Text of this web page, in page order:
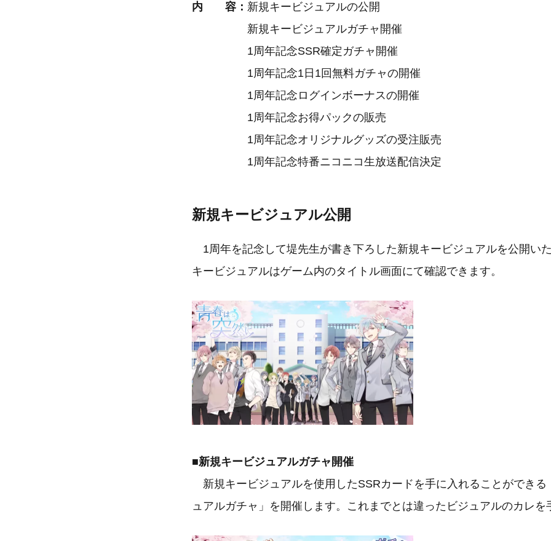
内 容： 新規キービジュアルの公開
新規キービジュアルガチャ開催
1周年記念SSR確定ガチャ開催
1周年記念1日1回無料ガチャの開催
1周年記念ログインボーナスの開催
1周年記念お得パックの販売
1周年記念オリジナルグッズの受注販売
1周年記念特番ニコニコ生放送配信決定
新規キービジュアル公開
1周年を記念して堤先生が書き下ろした新規キービジュアルを公開い
キービジュアルはゲーム内のタイトル画面にて確認できます。
■新規キービジュアルガチャ開催
新規キービジュアルを使用したSSRカードを手に入れることができる
ュアルガチャ」を開催します。これまでとは違ったビジュアルのカレを